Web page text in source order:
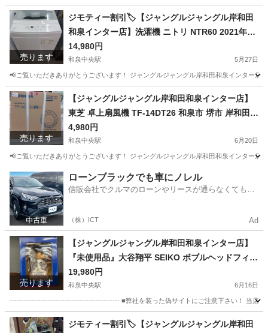
大阪 和泉市 椅子
売ります
ジモティー割引🏷️【ジャングルジャングル岸和田
和泉インター店】洗濯機 ニトリ NTR60 2021年製
6.0Kg 家電 和泉市 堺市 岸和田市 泉大津市 高石市
泉北郡忠岡町
14,980円
和泉中央駅 5月27日
📢ご覧いただきありがとうございます！ ジャングルジャングル岸和田和泉インター
大阪 和泉市 和泉中央駅 生活家電 ジャングル
売ります
【ジャングルジャングル岸和田和泉インター店】
東芝 卓上扇風機 TF-14DT26 和泉市 堺市 岸和田市
泉大津市 高石市 泉北郡熊取町
4,980円
和泉中央駅 6月20日
📢ご覧いただきありがとうございます！ ジャングルジャングル岸和田和泉インター
大阪 和泉市 和泉中央駅 季節、空調家電 ジャングル
ローンブラックでも車にノレル
信販会社でクルマのローンやリースが通らなくてもク
（株）ICT Ad
売ります
【ジャングルジャングル岸和田和泉インター店】
『未使用品』大谷翔平 SEIKO ボブルヘッドフィギ
ュア 和泉市 堺市 岸和田市 泉大津市 高石市 泉北郡
熊取町
19,980円
和泉中央駅 6月16日
---------------------------------------------- ■弊社を装った偽サイトにご注意下さい！ 当店の
大阪 和泉市 フィギュア ボブルヘッド
ジモティー割引🏷️【ジャングルジャングル岸和田